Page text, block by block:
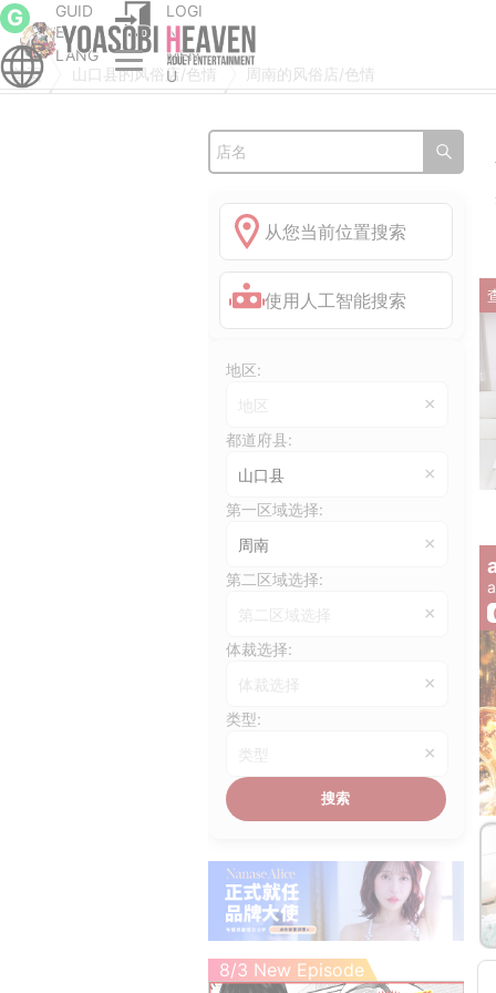
G
GUID
E
LOGI
N
LANG
MEN
U
首页 山口县的风俗店/色情 周南的风俗店/色情
从您当前位置搜索
使用人工智能搜索
地区:
地区
×
都道府县:
山口县
×
第一区域选择:
周南
×
第二区域选择:
第二区域选择
×
体裁选择:
体裁选择
×
类型:
类型
×
搜索
8/3 New Episode